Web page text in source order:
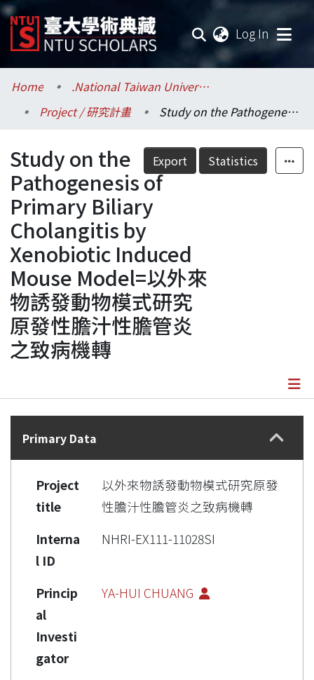
Log In
Communities & Collections
Research Outputs
Fundings & Projects
Researchers
Organizations
Statistics
Home
.National Taiwan University / 國立臺灣大學
Project / 研究計畫
Study on the Pathogenesis of Primary Biliary Cholangitis by Xenobiotic Induced Mouse Model=以外來物誘發動物模式研究原發性膽汁性膽管炎之致病機轉
Export Statistics
Study on the
Pathogenesis of
Primary Biliary
Cholangitis by
Xenobiotic Induced
Mouse Model=以外來
物誘發動物模式研究
原發性膽汁性膽管炎
之致病機轉
Details
Primary Data
Project
title
以外來物誘發動物模式研究原發
性膽汁性膽管炎之致病機轉
Interna
l ID
NHRI-EX111-11028SI
Princip
al
Investi
gator
YA-HUI CHUANG